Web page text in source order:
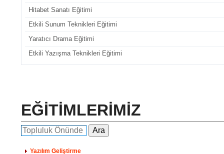
Hitabet Sanatı Eğitimi
Etkili Sunum Teknikleri Eğitimi
Yaratıcı Drama Eğitimi
Etkili Yazışma Teknikleri Eğitimi
EĞİTİMLERİMİZ
Yazılım Geliştirme